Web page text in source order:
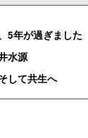
5年が過ぎました
水源
して共生へ